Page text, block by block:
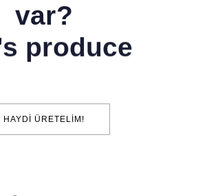
var?
produce
HAYDI ÜRETELIM!